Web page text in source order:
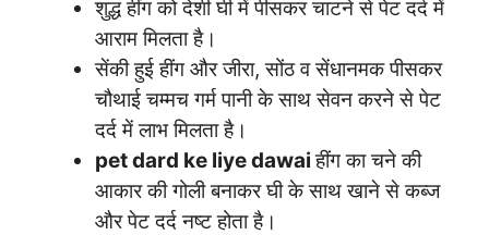
शुद्ध हींग को देशी घी में पीसकर चाटने से पेट दर्द में
आराम मिलता है।
सेंकी हुई हींग और जीरा, सोंठ व सेंधानमक पीसकर
चौथाई चम्मच गर्म पानी के साथ सेवन करने से पेट
दर्द में लाभ मिलता है।
pet dard ke liye dawaiहींग का चने की
आकार की गोली बनाकर घी के साथ खाने से कब्ज
और पेट दर्द नष्ट होता है।